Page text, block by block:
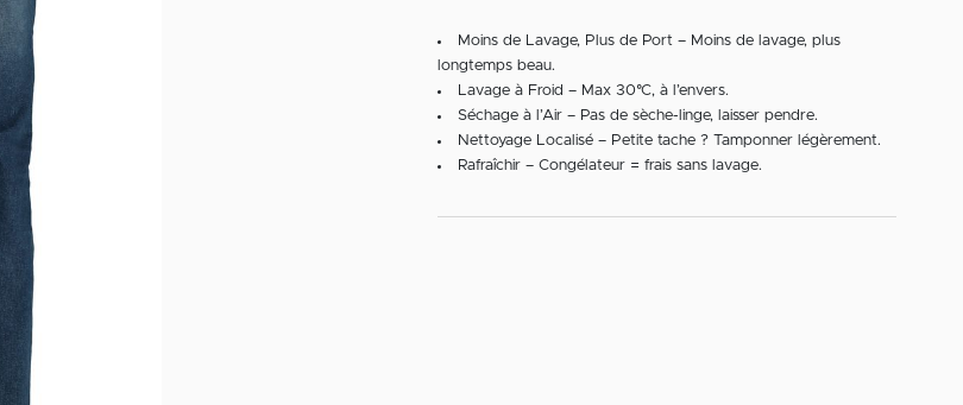
Moins de Lavage, Plus de Port – Moins de lavage, plus
longtemps beau.
Lavage à Froid – Max 30°C, à l’envers.
Séchage à l’Air – Pas de sèche-linge, laisser pendre.
Nettoyage Localisé – Petite tache ? Tamponner légèrement.
Rafraîchir – Congélateur = frais sans lavage.